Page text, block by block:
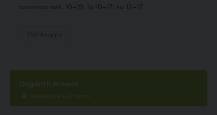
avoinna: ark. 10–19, la 10–17, su 12–17
Dogantti Areena
Meijerintie 4, Liminka